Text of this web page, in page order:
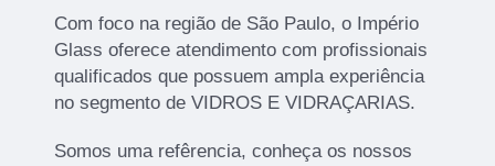
Com foco na região de São Paulo, o Império
Glass oferece atendimento com profissionais
qualificados que possuem ampla experiência
no segmento de VIDROS E VIDRAÇARIAS.
Somos uma refêrencia, conheça os nossos